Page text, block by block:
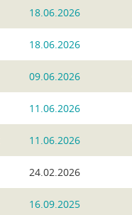
18.06.2026
18.06.2026
09.06.2026
11.06.2026
11.06.2026
24.02.2026
16.09.2025